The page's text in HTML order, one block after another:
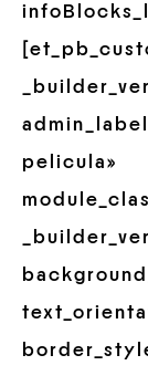
pelicula»